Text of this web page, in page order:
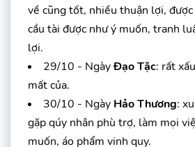
về cũng tốt, nhiều thuận lợi,
cầu tài được như ý muốn, tranh
lợi.
29/10 - NgàyĐạo Tặc: rất
mất của.
30/10 - Ngày Hảo Thương:
gặp qúy nhân phù trợ, làm mọi
muốn, áo phẩm vinh quy.